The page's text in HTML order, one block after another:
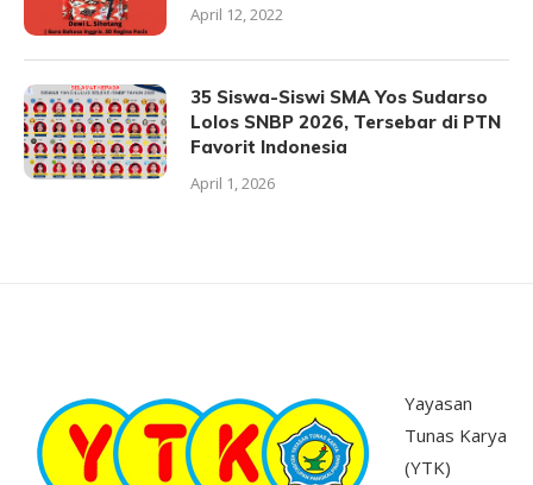
April 12, 2022
35 Siswa-Siswi SMA Yos Sudarso
Lolos SNBP 2026, Tersebar di PTN
Favorit Indonesia
April 1, 2026
Yayasan
Tunas Karya
(YTK)